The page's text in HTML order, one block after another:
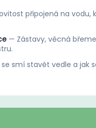
připojená na vodu,
— Zástavy, věcná
smí stavět vedle a jak